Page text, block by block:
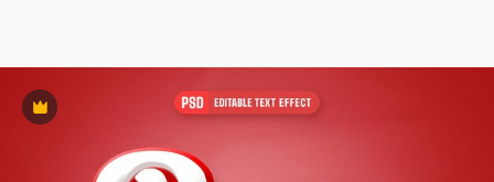
Премиум